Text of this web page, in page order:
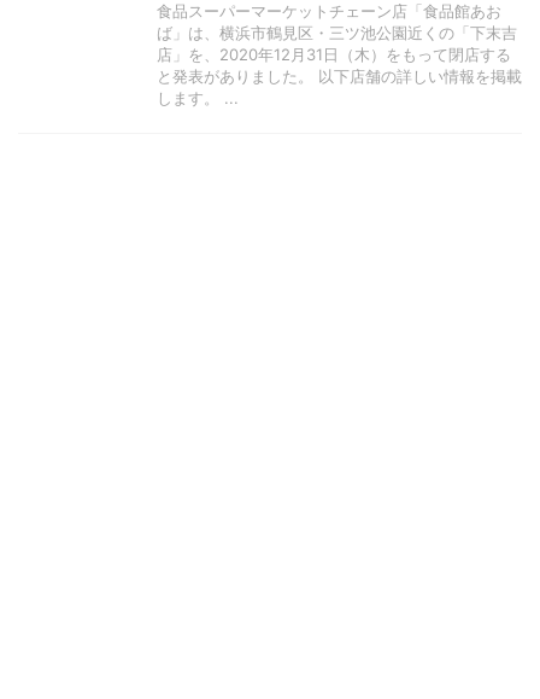
食品スーパーマーケットチェーン店「食品館あお
ば」は、横浜市鶴見区・三ツ池公園近くの「下末吉
店」を、2020年12月31日（木）をもって閉店する
と発表がありました。 以下店舗の詳しい情報を掲載
します。 ...